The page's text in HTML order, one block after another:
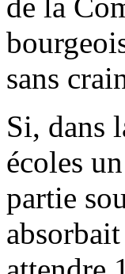
sans
Si, dans
écoles
partie